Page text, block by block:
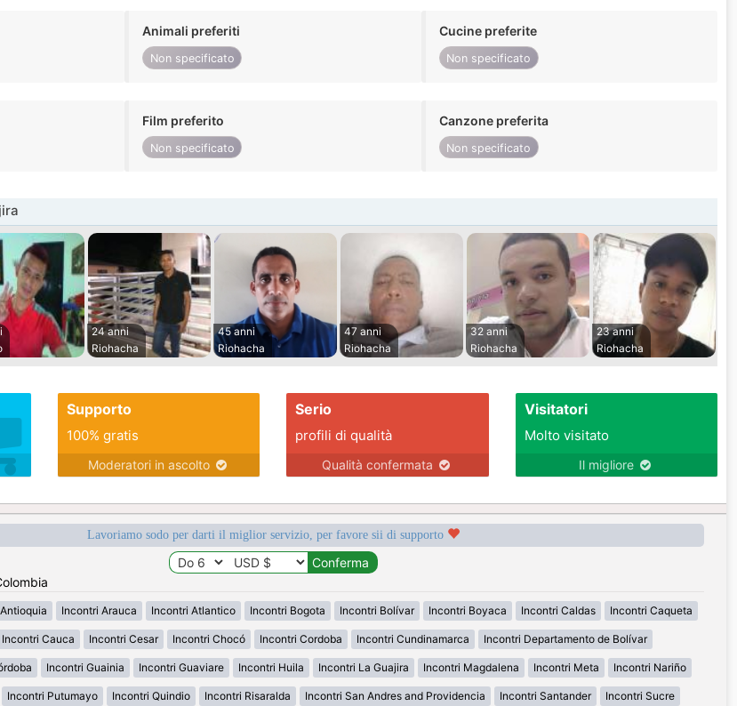
Animali preferiti
Non specificato
Cucine preferite
Non specificato
Film preferito
Non specificato
Canzone preferita
Non specificato
24 anni
Riohacha
45 anni
Riohacha
47 anni
Riohacha
32 anni
Riohacha
23 anni
Riohacha
Supporto
100% gratis
Moderatori in ascolto
Serio
profili di qualità
Qualità confermata
Visitatori
Molto visitato
Il migliore
Lavoriamo sodo per darti il miglior servizio, per favore sii di supporto
Incontri Arauca Incontri Atlantico Incontri Bogota Incontri Bolívar Incontri Boyaca Incontri Caldas Incontri Caqueta
Incontri Cauca Incontri Cesar Incontri Chocó Incontri Cordoba Incontri Cundinamarca Incontri Departamento de Bolívar
Incontri Guainia Incontri Guaviare Incontri Huila Incontri La Guajira Incontri Magdalena Incontri Meta Incontri Nariño
Incontri Putumayo Incontri Quindio Incontri Risaralda Incontri San Andres and Providencia Incontri Santander Incontri Sucre